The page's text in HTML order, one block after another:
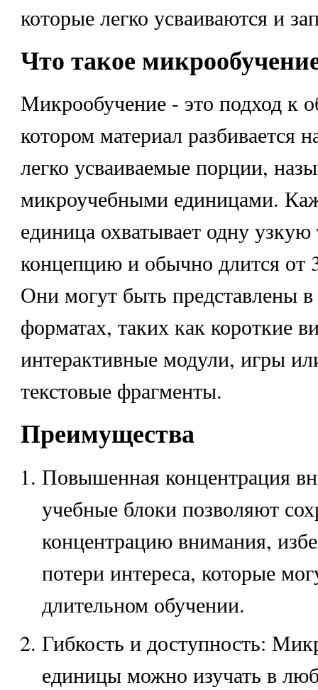
которые легко усваиваются и
Что такое
Микрообучение - это подход к
котором материал разбивается
легко усваиваемые порции,
микроучебными единицами.
единица охватывает одну
концепцию и обычно длится от
Они могут быть представлены
форматах, таких как короткие
интерактивные модули, игры
текстовые фрагменты.
Преимущества
Повышенная концентрация
учебные блоки позволяют
концентрацию внимания,
потери интереса, которые
длительном обучении.
Гибкость и доступность:
единицы можно изучать в